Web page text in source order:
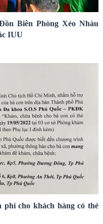
Biên Phòng Xẻo Nhàu
IUU
phí cho khách hàng có thẻ